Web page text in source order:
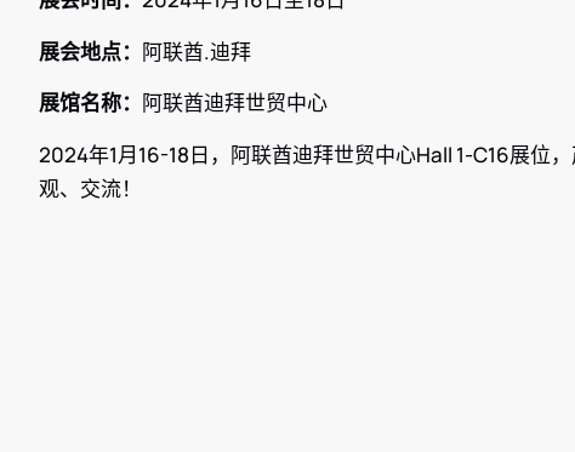
展会地点： 阿联酋.迪拜
展馆名称： 阿联酋迪拜世贸中心
2024年1月16-18日，阿联酋迪拜世贸中心Hall 1-C16展位
观、交流！